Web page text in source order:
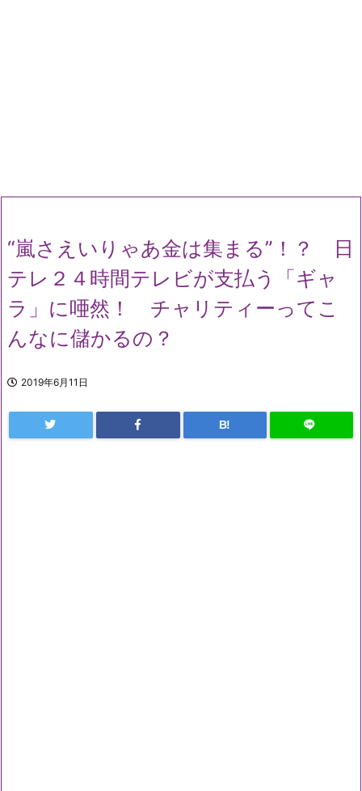
“嵐さえいりゃあ金は集まる”！？ 日
テレ２４時間テレビが支払う「ギャ
ラ」に唖然！ チャリティーってこ
んなに儲かるの？
2019年6月11日
B!